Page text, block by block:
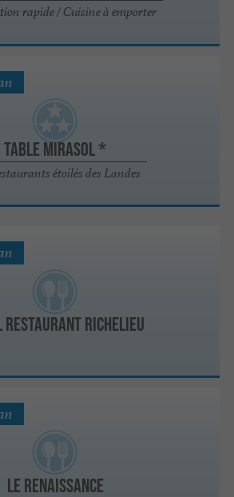
rapide / Cuisine à emporter
Table Mirasol *
étoilés des Landes
Restaurant Richelieu
Le Renaissance